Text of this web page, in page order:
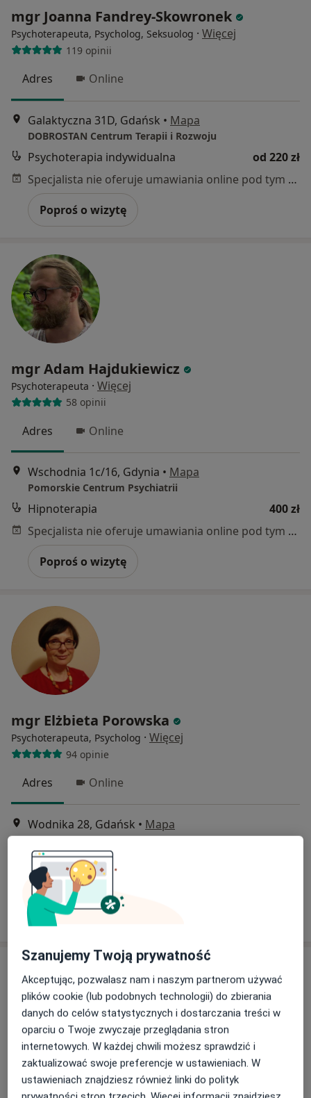
mgr Joanna Fandrey-Skowronek
Psychoterapeuta, Psycholog, Seksuolog · Więcej
119 opinii
Adres Online
Galaktyczna 31D, Gdańsk • Mapa
DOBROSTAN Centrum Terapii i Rozwoju
Psychoterapia indywidualna
od 220 zł
Specjalista nie oferuje umawiania online pod tym adresem.
Poproś o wizytę
mgr Adam Hajdukiewicz
Psychoterapeuta · Więcej
58 opinii
Adres Online
Wschodnia 1c/16, Gdynia • Mapa
Pomorskie Centrum Psychiatrii
Hipnoterapia
400 zł
Specjalista nie oferuje umawiania online pod tym adresem.
Poproś o wizytę
mgr Elżbieta Porowska
Psychoterapeuta, Psycholog · Więcej
94 opinie
Adres Online
Wodnika 28, Gdańsk • Mapa
Gabinet psychologa Spaosowa
Psychoterapia
Poproś o wizytę
mgr Małgorzata Jagielska
Psychoterapeuta, Psycholog· Więcej
Szanujemy Twoją prywatność
Akceptując, pozwalasz nam i naszym partnerom używać
plików cookie (lub podobnych technologii) do zbierania
danych do celów statystycznych i dostarczania treści w
oparciu o Twoje zwyczaje przeglądania stron
internetowych. W każdej chwili możesz sprawdzić i
zaktualizować swoje preferencje w ustawieniach. W
ustawieniach znajdziesz również linki do polityk